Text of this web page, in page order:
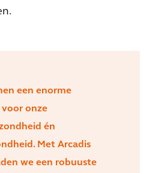
een enorme
onze
én
Met Arcadis
we een robuuste